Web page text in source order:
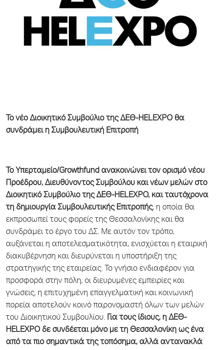
Το νέο Διοικητικό Συμβούλιο της ΔΕΘ-HELEXPO θα
συνδράμει η Συμβουλευτική Επιτροπή
Το Υπερταμείο/Growthfund ανακοινώνει τον ορισμό νέου
Προέδρου, Διευθύνοντος Συμβούλου και νέων μελών στο
Διοικητικό Συμβούλιο της ΔΕΘ-HELEXPO, και ταυτόχρονα
τη δημιουργία Συμβουλευτικής Επιτροπής, η οποία θα
εκπροσωπεί τους φορείς της Θεσσαλονίκης και θα
συνδράμει το έργο του ΔΣ. Με αυτόν τον τρόπο,
αυξάνεται η αποτελεσματικότητα, ενισχύεται η εταιρική
διακυβέρνηση και διευρύνεται η υποστήριξη της
στρατηγικής της εταιρείας. Το γνήσιο ενδιαφέρον για
προσφορά στην πόλη, οι διευρυμένες εμπειρίες και
γνώσεις, η επιτυχημένη επαγγελματική και κοινωνική
πορεία αποτελούν κοινό παρονομαστή όλων των μελών
του Διοικητικού Συμβουλίου. Για τους ίδιους, η ΔΕΘ-
HELEXPO δε συνδέεται μόνο με τη Θεσσαλονίκη ως ένα
από τα πιο σημαντικά της τοπόσημα, αλλά αντανακλά